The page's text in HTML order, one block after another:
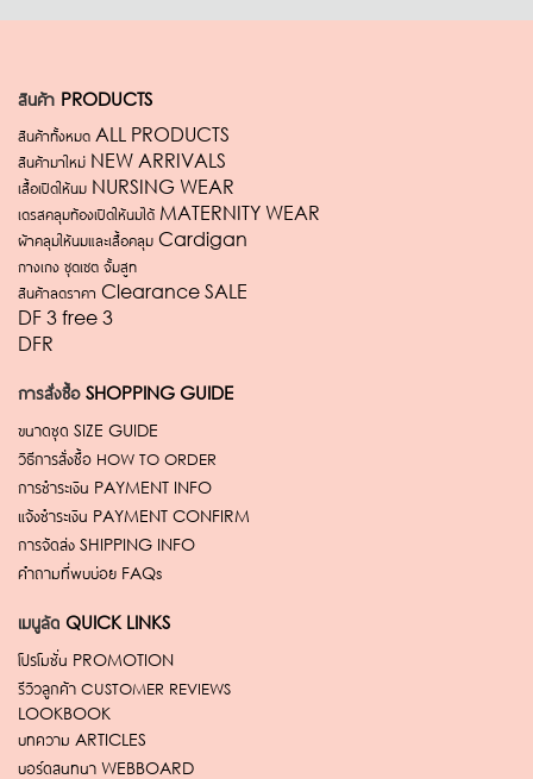
สินค้า PRODUCTS
สินค้าทั้งหมด ALL PRODUCTS
สินค้ามาใหม่ NEW ARRIVALS
เสื้อเปิดให้นม NURSING WEAR
เดรสคลุมท้องเปิดให้นมได้ MATERNITY WEAR
ผ้าคลุมให้นมและเสื้อคลุม Cardigan
กางเกง ชุดเซต จั้มสูท
สินค้าลดราคา Clearance SALE
DF 3 free 3
DFR
การสั่งซื้อ SHOPPING GUIDE
ขนาดชุด SIZE GUIDE
วิธีการสั่งซื้อ HOW TO ORDER
การชำระเงิน PAYMENT INFO
แจ้งชำระเงิน PAYMENT CONFIRM
การจัดส่ง SHIPPING INFO
คำถามที่พบบ่อย FAQs
เมนูลัด QUICK LINKS
โปรโมชั่น PROMOTION
รีวิวลูกค้า CUSTOMER REVIEWS
LOOKBOOK
บทความ ARTICLES
บอร์ดสนทนา WEBBOARD